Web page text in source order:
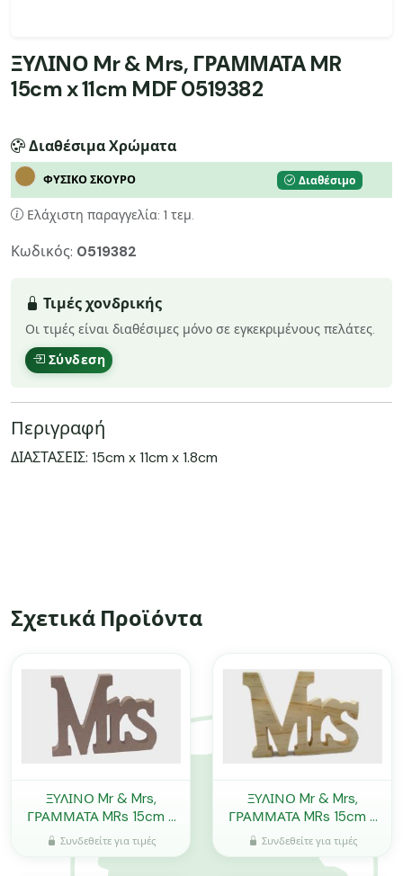
ΞΥΛΙΝΟ Mr & Mrs, ΓΡΑΜΜΑΤΑ MR
15cm x 11cm MDF 0519382
Διαθέσιμα Χρώματα
ΦΥΣΙΚΟ ΣΚΟΥΡΟ Διαθέσιμο
Ελάχιστη παραγγελία: 1 τεμ.
Κωδικός: 0519382
Τιμές χονδρικής
Οι τιμές είναι διαθέσιμες μόνο σε εγκεκριμένους πελάτες.
Σύνδεση
Περιγραφή
ΔΙΑΣΤΑΣΕΙΣ: 15cm x 11cm x 1.8cm
Σχετικά Προϊόντα
ΞΥΛΙΝΟ Mr & Mrs,
ΓΡΑΜΜΑΤΑ MRs 15cm x
11cm MDF 0519383
Συνδεθείτε για τιμές
ΞΥΛΙΝΟ Mr & Mrs,
ΓΡΑΜΜΑΤΑ MRs 15cm x
11cm ΦΥΣΙΚΟ 0519308
Συνδεθείτε για τιμές